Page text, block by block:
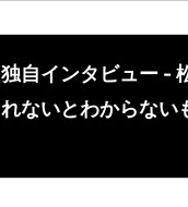
独自インタビュー -
れないとわからない